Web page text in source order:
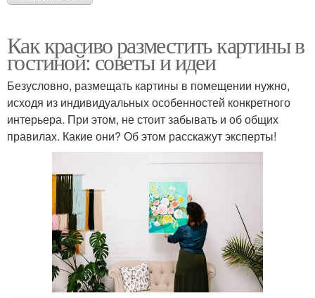
Как красиво разместить картины в
гостиной: советы и идеи
Безусловно, размещать картины в помещении нужно,
исходя из индивидуальных особенностей конкретного
интерьера. При этом, не стоит забывать и об общих
правилах. Какие они? Об этом расскажут эксперты!